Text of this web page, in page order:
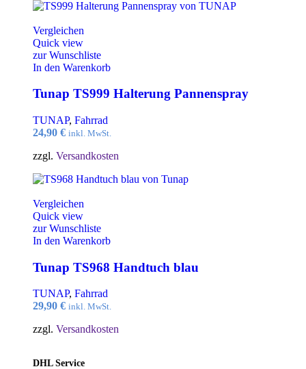
Vergleichen
Quick view
zur Wunschliste
In den Warenkorb
Tunap TS999 Halterung Pannenspray
TUNAP, Fahrrad
24,90 € inkl. MwSt.
zzgl. Versandkosten
Vergleichen
Quick view
zur Wunschliste
In den Warenkorb
Tunap TS968 Handtuch blau
TUNAP, Fahrrad
29,90 € inkl. MwSt.
zzgl. Versandkosten
DHL Service